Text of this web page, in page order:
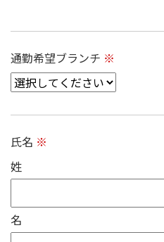
通勤希望ブランチ ※
氏名 ※
姓
名